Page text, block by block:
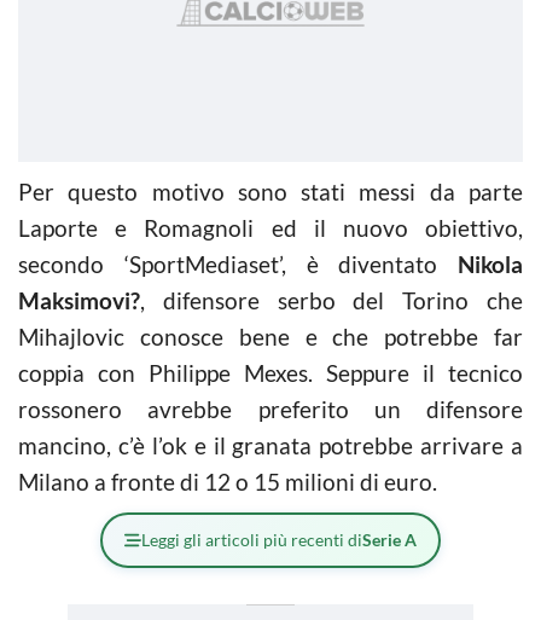
Per questo motivo sono stati messi da parte
Laporte e Romagnoli ed il nuovo obiettivo,
secondo ‘SportMediaset’, è diventato Nikola
Maksimovi?, difensore serbo del Torino che
Mihajlovic conosce bene e che potrebbe far
coppia con Philippe Mexes. Seppure il tecnico
rossonero avrebbe preferito un difensore
mancino, c’è l’ok e il granata potrebbe arrivare a
Milano a fronte di 12 o 15 milioni di euro.
Leggi gli articoli più recenti diSerie A